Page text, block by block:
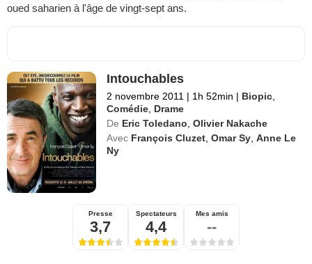
oued saharien à l'âge de vingt-sept ans.
Intouchables
2 novembre 2011 | 1h 52min | Biopic
Comédie Drame
De Eric Toledano ,Olivier Nakache
Avec François Cluzet ,Omar Sy ,Anne Le
Ny
Presse
3,7
Spectateurs
4,4
Mes amis
--